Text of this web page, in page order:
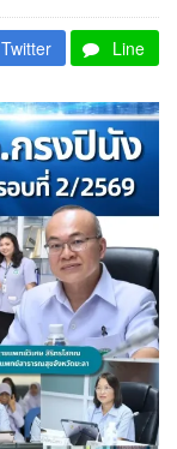
Twitter Line